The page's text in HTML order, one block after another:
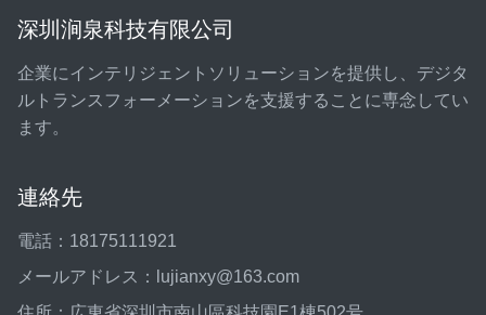
深圳涧泉科技有限公司
企業にインテリジェントソリューションを提供し、デジタ
ルトランスフォーメーションを支援することに専念してい
ます。
連絡先
電話：18175111921
メールアドレス：lujianxy@163.com